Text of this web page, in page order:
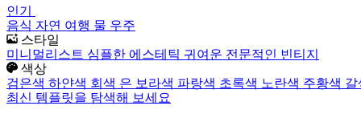
인기
음식 자연 여행 물 우주
스타일
미니멀리스트 심플한 에스테틱 귀여운 전문적인 빈티지
색상
검은색 하얀색 회색 은 보라색 파랑색 초록색 노란색 주황색
최신 템플릿을 탐색해 보세요